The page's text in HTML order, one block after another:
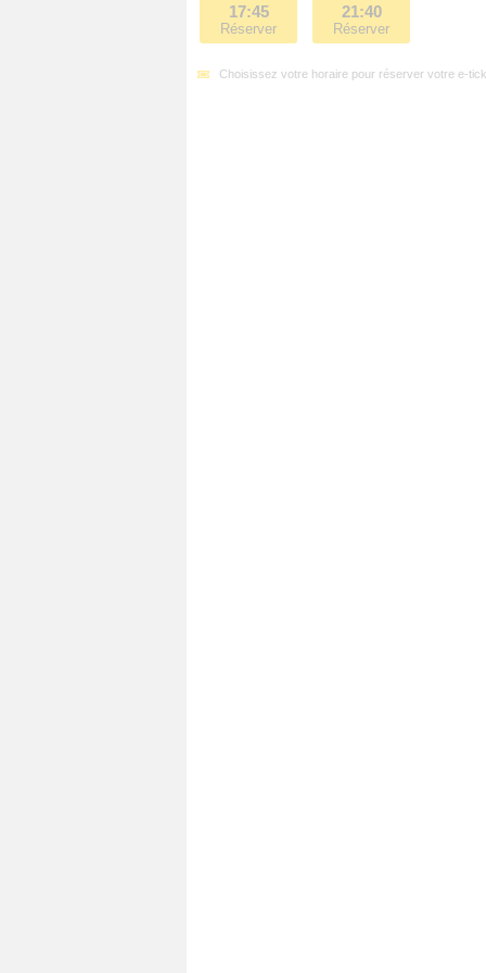
17:45
Réserver
21:40
Réserver
Choisissez votre horaire pour réserver votre e-